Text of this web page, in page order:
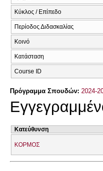
Κύκλος / Επίπεδο
Περίοδος Διδασκαλίας
Κοινό
Κατάσταση
Course ID
Πρόγραμμα Σπουδών: 2024-
Κατεύθυνση
ΚΟΡΜΟΣ